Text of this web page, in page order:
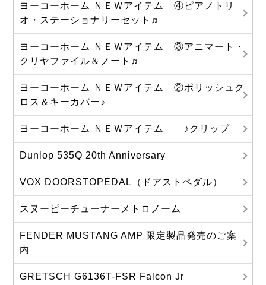
ヨーコーホーム ＮＥＷアイテム ④ピアノトリ
オ・ステーショナリーセット♬
ヨーコーホーム ＮＥＷアイテム ③アニマート・
クリヤファイル＆ノート♬
ヨーコーホーム ＮＥＷアイテム ②ポリッシュク
ロス＆キーカバー♪
ヨーコーホーム ＮＥＷアイテム ♪クリップ
Dunlop 535Q 20th Anniversary
VOX DOORSTOPEDAL（ドアストペダル）
スヌーピーチューナーメトロノーム
FENDER MUSTANG AMP 限定製品発売のご案
内
GRETSCH G6136T-FSR Falcon Jr